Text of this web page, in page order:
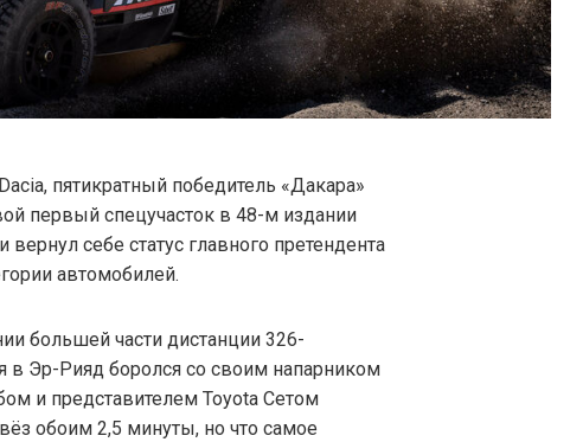
пятикратный победитель «Дакара»
первый спецучасток в 48-м издании
себе статус главного претендента
автомобилей.
большей части дистанции 326-
в Эр-Рияд боролся со своим напарником
и представителем Toyota Сетом
обоим 2,5 минуты, но что самое